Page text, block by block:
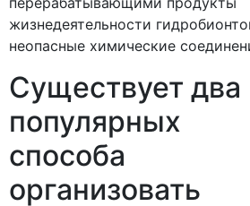
жизнедеятельности
неопасные химические
Существует два
популярных
способа
организовать